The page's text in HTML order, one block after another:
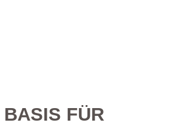
BASIS FÜR